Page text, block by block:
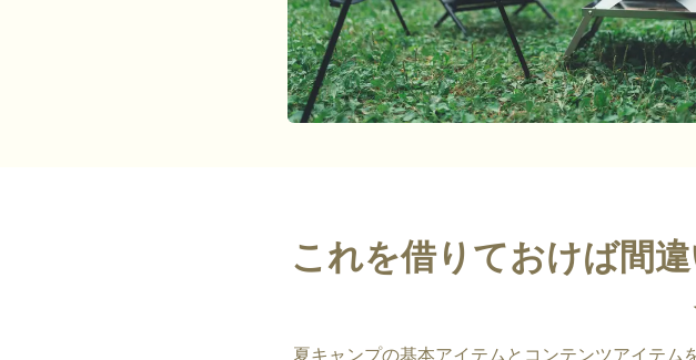
これを借りておけば間
夏キャンプの基本アイテムとコンテンツアイテム